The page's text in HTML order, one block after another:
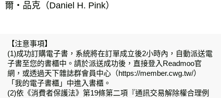
爾‧品克（Daniel H. Pink）
【注意事項】
(1)成功訂購電子書，系統將在訂單成立後2小時內，自動派送電
子書至您的書櫃中。請於派送成功後，直接登入Readmoo官
網，或透過天下雜誌群會員中心（https://member.cwg.tw/）
「我的電子書櫃」中進入書櫃。
(2)依《消費者保護法》第19條第二項『通訊交易解除權合理例